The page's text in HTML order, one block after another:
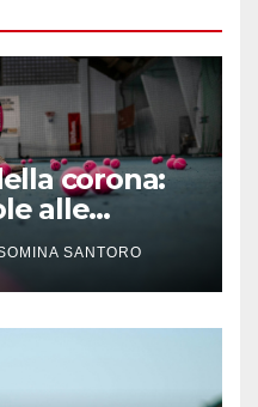
corona:
alle
SANTORO